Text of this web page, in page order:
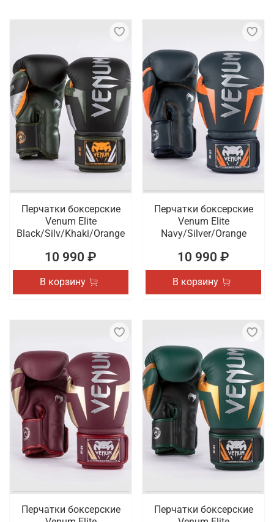
Перчатки боксерские
Venum Elite
Black/Silv/Khaki/Orange
10 990 ₽
В корзину
Перчатки боксерские
Venum Elite
Navy/Silver/Orange
10 990 ₽
В корзину
Перчатки боксерские
Перчатки боксерские